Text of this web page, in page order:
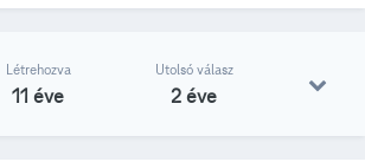
Létrehozva
11 éve
Utolsó válasz
2 éve